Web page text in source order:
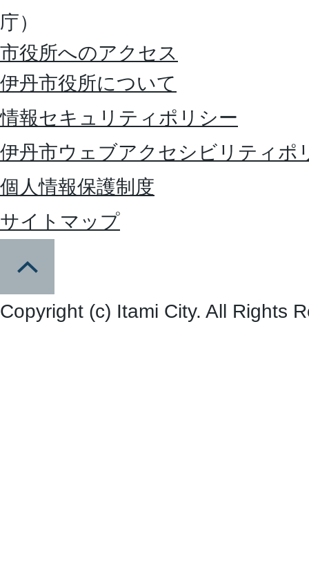
庁）
市役所へのアクセス
伊丹市役所について
情報セキュリティポリシー
伊丹市ウェブアクセシビリティポ
個人情報保護制度
サイトマップ
Copyright (c) Itami City. All Rights